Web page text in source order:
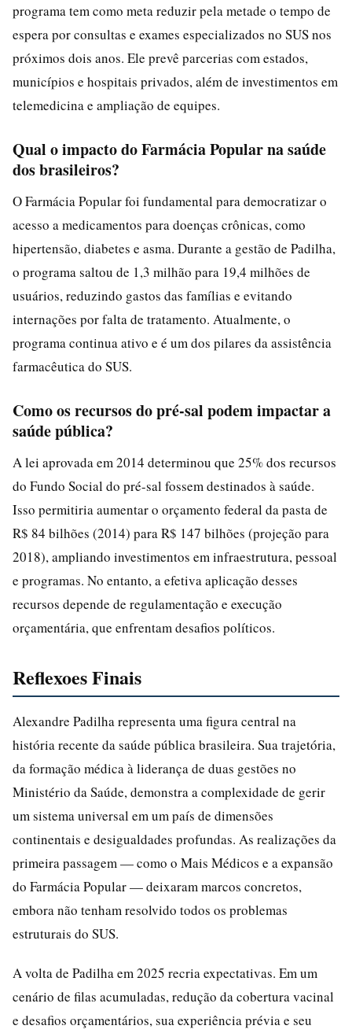
programa tem como meta reduzir pela metade o tempo de
espera por consultas e exames especializados no SUS nos
próximos dois anos. Ele prevê parcerias com estados,
municípios e hospitais privados, além de investimentos em
telemedicina e ampliação de equipes.
Qual o impacto do Farmácia Popular na saúde
dos brasileiros?
O Farmácia Popular foi fundamental para democratizar o
acesso a medicamentos para doenças crônicas, como
hipertensão, diabetes e asma. Durante a gestão de Padilha,
o programa saltou de 1,3 milhão para 19,4 milhões de
usuários, reduzindo gastos das famílias e evitando
internações por falta de tratamento. Atualmente, o
programa continua ativo e é um dos pilares da assistência
farmacêutica do SUS.
Como os recursos do pré-sal podem impactar a
saúde pública?
A lei aprovada em 2014 determinou que 25% dos recursos
do Fundo Social do pré-sal fossem destinados à saúde.
Isso permitiria aumentar o orçamento federal da pasta de
R$ 84 bilhões (2014) para R$ 147 bilhões (projeção para
2018), ampliando investimentos em infraestrutura, pessoal
e programas. No entanto, a efetiva aplicação desses
recursos depende de regulamentação e execução
orçamentária, que enfrentam desafios políticos.
Reflexoes Finais
Alexandre Padilha representa uma figura central na
história recente da saúde pública brasileira. Sua trajetória,
da formação médica à liderança de duas gestões no
Ministério da Saúde, demonstra a complexidade de gerir
um sistema universal em um país de dimensões
continentais e desigualdades profundas. As realizações da
primeira passagem — como o Mais Médicos e a expansão
do Farmácia Popular — deixaram marcos concretos,
embora não tenham resolvido todos os problemas
estruturais do SUS.
A volta de Padilha em 2025 recria expectativas. Em um
cenário de filas acumuladas, redução da cobertura vacinal
e desafios orçamentários, sua experiência prévia e seu